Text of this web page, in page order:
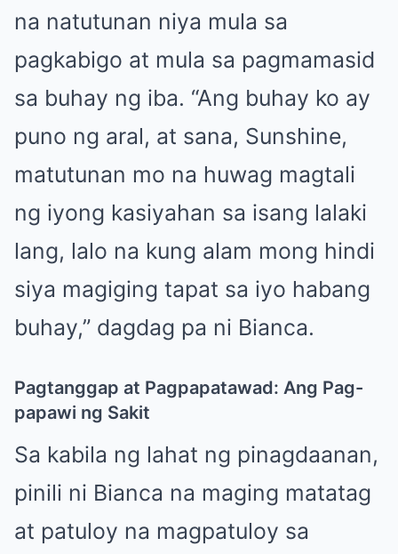
na natutunan niya mula sa
pagkabigo at mula sa pagmamasid
sa buhay ng iba. “Ang buhay ko ay
puno ng aral, at sana, Sunshine,
matutunan mo na huwag magtali
ng iyong kasiyahan sa isang lalaki
lang, lalo na kung alam mong hindi
siya magiging tapat sa iyo habang
buhay,” dagdag pa ni Bianca.
Pagtanggap at Pagpapatawad: Ang Pag-
papawi ng Sakit
Sa kabila ng lahat ng pinagdaanan,
pinili ni Bianca na maging matatag
at patuloy na magpatuloy sa